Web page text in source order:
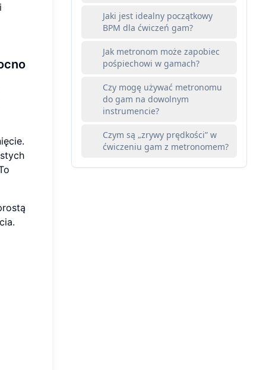
Jaki jest idealny początkowy
BPM dla ćwiczeń gam?
Jak metronom może zapobiec
pośpiechowi w gamach?
Czy mogę używać metronomu
do gam na dowolnym
instrumencie?
Czym są „zrywy prędkości” w
ćwiczeniu gam z metronomem?